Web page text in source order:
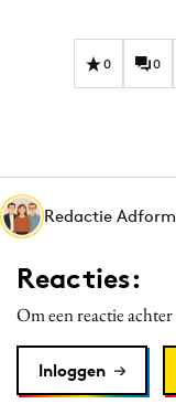
Gedragsverandering
Influencer marketing
Media
Merkstrategie
PR
Programmatic
Purpose Marketing
Reputatie & crisis
0 0
Redactie
Reacties:
Om een reactie
Inloggen